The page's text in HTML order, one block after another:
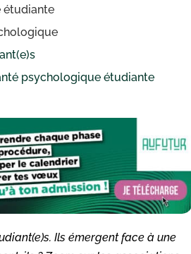
étudiante
psychologique étudiante
Ils émergent face à une